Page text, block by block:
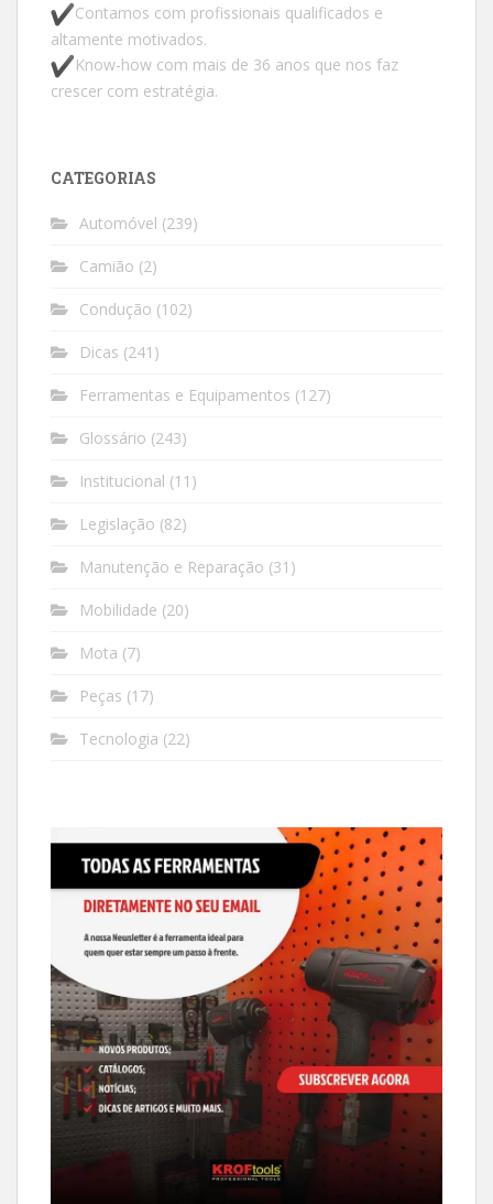
Contamos com profissionais qualificados e
altamente motivados.
Know-how com mais de 36 anos que nos faz
crescer com estratégia.
CATEGORIAS
Automóvel (239)
Camião (2)
Condução (102)
Dicas (241)
Ferramentas e Equipamentos (127)
Glossário (243)
Institucional (11)
Legislação (82)
Manutenção e Reparação (31)
Mobilidade (20)
Mota (7)
Peças (17)
Tecnologia (22)